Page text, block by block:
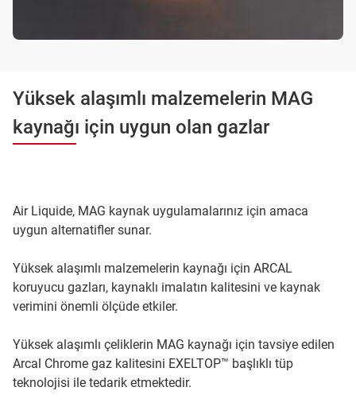
Yüksek alaşımlı malzemelerin MAG
kaynağı için uygun olan gazlar
Air Liquide, MAG kaynak uygulamalarınız için amaca
uygun alternatifler sunar.
Yüksek alaşımlı malzemelerin kaynağı için ARCAL
koruyucu gazları, kaynaklı imalatın kalitesini ve kaynak
verimini önemli ölçüde etkiler.
Yüksek alaşımlı çeliklerin MAG kaynağı için tavsiye edilen
Arcal Chrome gaz kalitesini EXELTOP™ başlıklı tüp
teknolojisi ile tedarik etmektedir.